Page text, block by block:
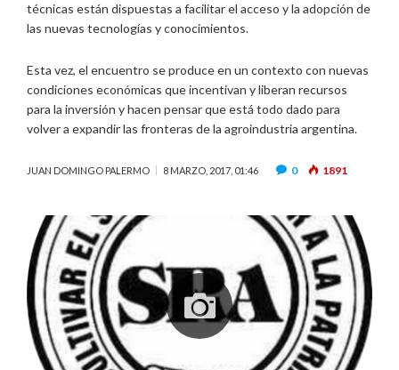
técnicas están dispuestas a facilitar el acceso y la adopción de
las nuevas tecnologías y conocimientos.
Esta vez, el encuentro se produce en un contexto con nuevas
condiciones económicas que incentivan y liberan recursos
para la inversión y hacen pensar que está todo dado para
volver a expandir las fronteras de la agroindustria argentina.
JUAN DOMINGO PALERMO 8 MARZO, 2017, 01:46 0 1891